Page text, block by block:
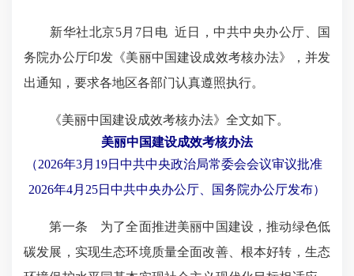
新华社北京5月7日电 近日，中共中央办公厅、国
务院办公厅印发《美丽中国建设成效考核办法》，并发
出通知，要求各地区各部门认真遵照执行。
《美丽中国建设成效考核办法》全文如下。
美丽中国建设成效考核办法
（2026年3月19日中共中央政治局常委会会议审议批准
2026年4月25日中共中央办公厅、国务院办公厅发布）
第一条 为了全面推进美丽中国建设，推动绿色低
碳发展，实现生态环境质量全面改善、根本好转，生态